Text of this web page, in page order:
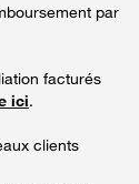
par
facturés
ici.
clients